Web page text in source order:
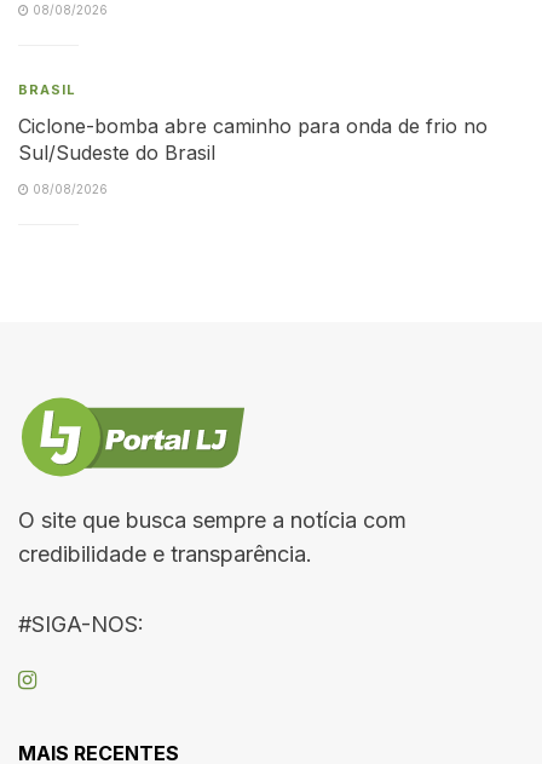
08/08/2026
BRASIL
Ciclone-bomba abre caminho para onda de frio no
Sul/Sudeste do Brasil
08/08/2026
O site que busca sempre a notícia com
credibilidade e transparência.
#SIGA-NOS:
MAIS RECENTES